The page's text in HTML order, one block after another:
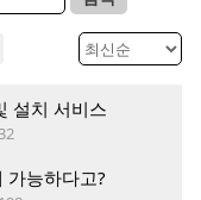
설치 서비스
능하다고?